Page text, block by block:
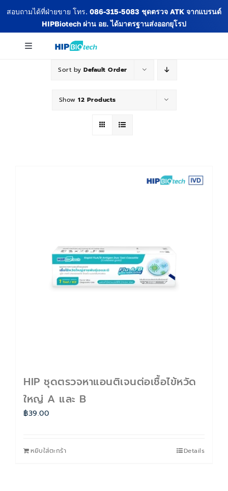
สอบถามได้ที่ฝ่ายขาย โทร. 086-315-5083 ชุดตรวจ ATK จากแบรนด์
HIPBiotech ผ่าน อย. ได้มาตรฐานส่งออกยุโรป
Toggle
Sort by Default Order
Show 12 Products
HIP ชุดตรวจหาแอนติเจนต่อเชื้อไข้หวัด
ใหญ่ A และ B
฿39.00
หยิบใส่ตะกร้า Details